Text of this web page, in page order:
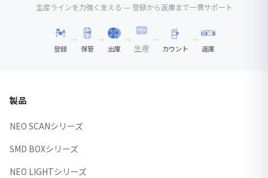
生産ラインを力強く支える — 登録から返庫まで一貫サポート
登録
→
保管
→
出庫
→
生産
→
カウント
→
返庫
製品
NEO SCANシリーズ
SMD BOXシリーズ
NEO LIGHTシリーズ